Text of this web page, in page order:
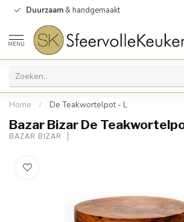
Duurzaam & handgemaakt
MENU
Home / De Teakwortelpot - L
Bazar Bizar De
BAZAR BIZAR